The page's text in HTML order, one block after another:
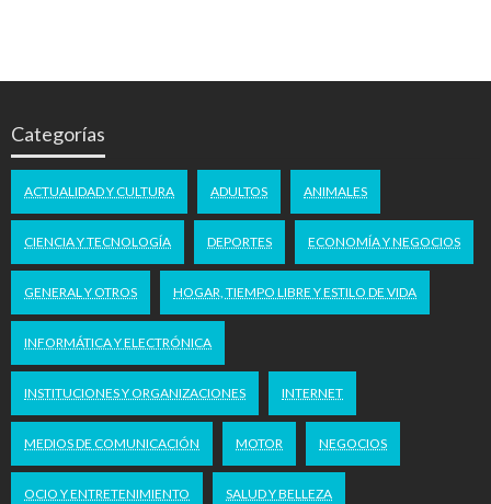
Categorías
ACTUALIDAD Y CULTURA ADULTOS ANIMALES
CIENCIA Y TECNOLOGÍA DEPORTES ECONOMÍA Y NEGOCIOS
GENERAL Y OTROS HOGAR, TIEMPO LIBRE Y ESTILO DE VIDA
INFORMÁTICA Y ELECTRÓNICA
INSTITUCIONES Y ORGANIZACIONES INTERNET
MEDIOS DE COMUNICACIÓN MOTOR NEGOCIOS
OCIO Y ENTRETENIMIENTO SALUD Y BELLEZA